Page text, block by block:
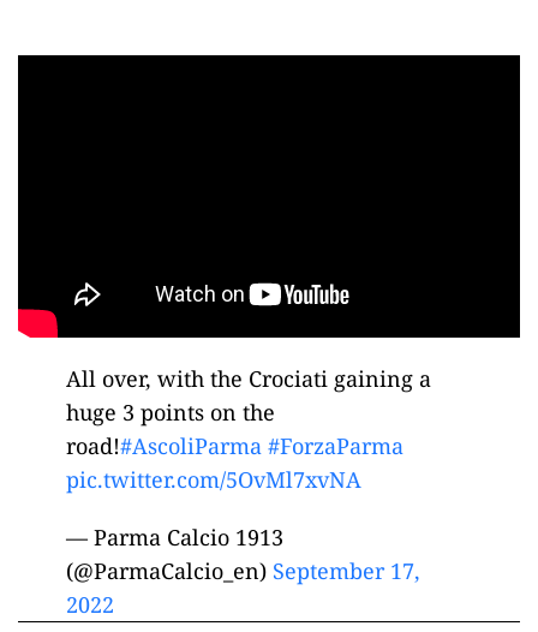
All over, with the Crociati gaining a
huge 3 points on the
road!#AscoliParma #ForzaParma
pic.twitter.com/5OvMl7xvNA
— Parma Calcio 1913
(@ParmaCalcio_en) September 17,
2022